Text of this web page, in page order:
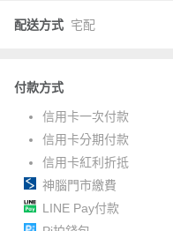
配送方式 宅配
付款方式
信用卡一次付款
信用卡分期付款
信用卡紅利折抵
神腦門市繳費
LINE Pay付款